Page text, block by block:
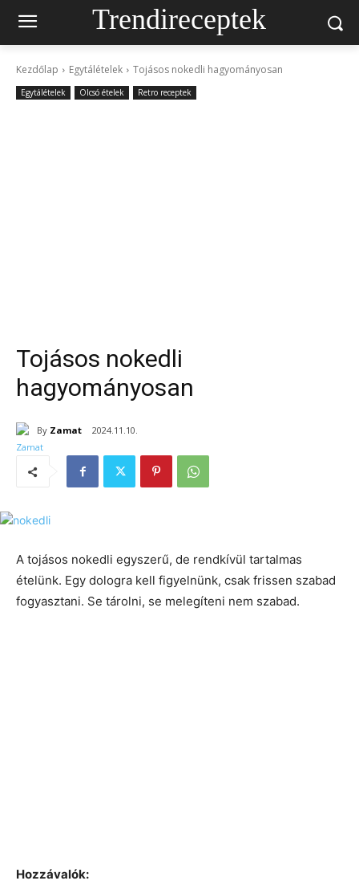
Trendireceptek
Kezdőlap Egytálételek Tojásos nokedli hagyományosan
Egytálételek Olcsó ételek Retro receptek
Tojásos nokedli
hagyományosan
By Zamat 2024.11.10.
A tojásos nokedli egyszerű, de rendkívül tartalmas
ételünk. Egy dologra kell figyelnünk, csak frissen szabad
fogyasztani. Se tárolni, se melegíteni nem szabad.
Hozzávalók: